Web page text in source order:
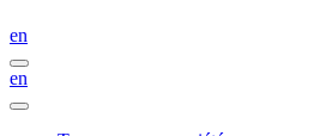
en
en